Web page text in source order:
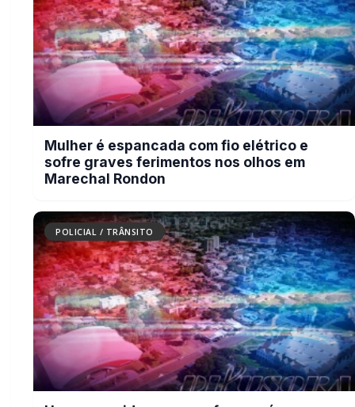
Mulher é espancada com fio elétrico e
sofre graves ferimentos nos olhos em
Marechal Rondon
POLICIAL / TRÂNSITO